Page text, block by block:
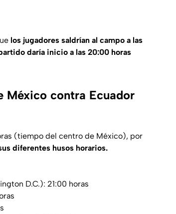
los jugadores saldrían al campo a las
daría inicio a las 20:00 horas
México contra Ecuador
(tiempo del centro de México), por
diferentes husos horarios.
D.C.): 21:00 horas